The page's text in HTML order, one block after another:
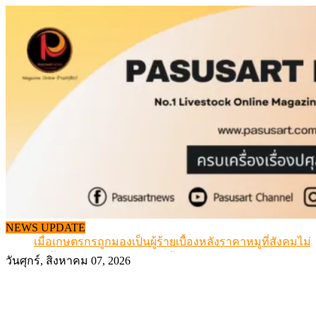
content
NEWS UPDATE
สกัดลักลอบนำเข้าเอ็นโคแช่แข็งกว่า 12.6 ตัน สมุทรสาคร
เมื่อเกษตรกรถูกมองเป็นผู้ร้ายเบื้องหลังราคาหมูที่สังคมไม่
สุดอั้น! ไข่ไก่หน้าฟาร์มปรับขึ้นอีก 6 บาท/แผง เริ่ม 7 ส.ค.69
วันศุกร์, สิงหาคม 07, 2026